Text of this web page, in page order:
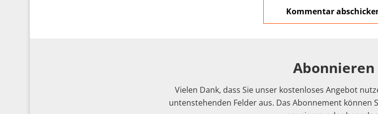
Abonnieren
Vielen Dank, dass Sie unser kostenloses Angebot
untenstehenden Felder aus. Das Abonnement können